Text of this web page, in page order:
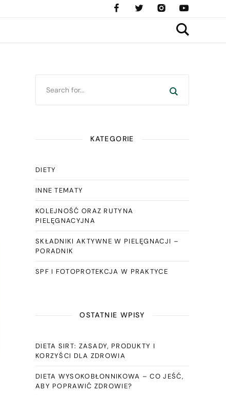
KATEGORIE
DIETY
INNE TEMATY
KOLEJNOŚĆ ORAZ RUTYNA
PIELĘGNACYJNA
SKŁADNIKI AKTYWNE W PIELĘGNACJI –
PORADNIK
SPF I FOTOPROTEKCJA W PRAKTYCE
OSTATNIE WPISY
DIETA SIRT: ZASADY, PRODUKTY I
KORZYŚCI DLA ZDROWIA
DIETA WYSOKOBŁONNIKOWA – CO JEŚĆ,
ABY POPRAWIĆ ZDROWIE?